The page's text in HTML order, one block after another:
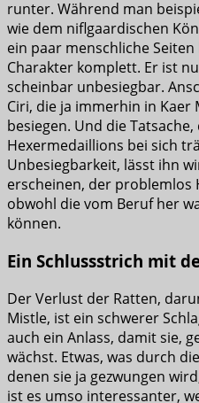
runter. Während man
wie dem niflgaardischen
ein paar menschliche
Charakter komplett. Er ist
scheinbar unbesiegbar.
Ciri, die ja immerhin in
besiegen. Und die
Hexermedaillions bei sich
Unbesiegbarkeit, lässt ihn
erscheinen, der problemlos
obwohl die vom Beruf her
können.
Ein Schlussstrich mit
Der Verlust der Ratten,
Mistle, ist ein schwerer
auch ein Anlass, damit sie,
wächst. Etwas, was durch
denen sie ja gezwungen
ist es umso interessanter,